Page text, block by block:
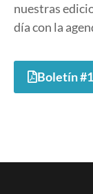
nuestras
día con la
Boletín